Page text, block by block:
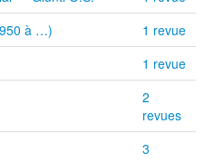
à …)
1 revue
1 revue
2
revues
3